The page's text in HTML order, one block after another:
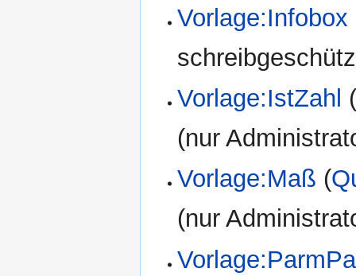
Vorlage:IstZahl
(nur
Vorlage:Maß (
(nur